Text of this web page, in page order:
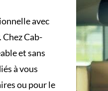
avec
ChezCab-
et sans
à vous
ou pour le